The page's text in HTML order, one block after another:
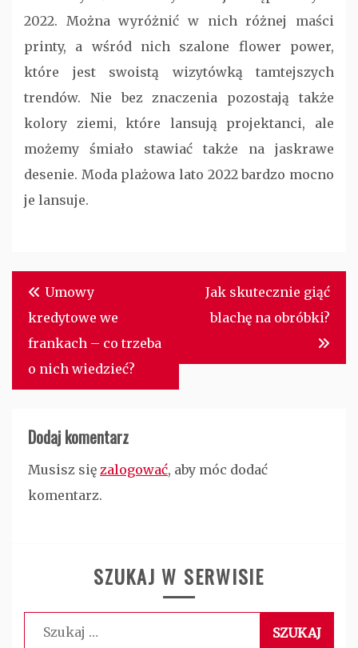
2022. Można wyróżnić w nich różnej maści
printy, a wśród nich szalone flower power,
które jest swoistą wizytówką tamtejszych
trendów. Nie bez znaczenia pozostają także
kolory ziemi, które lansują projektanci, ale
możemy śmiało stawiać także na jaskrawe
desenie. Moda plażowa lato 2022 bardzo mocno
je lansuje.
Nawigacja
wpisu
Umowy
kredytowe we
frankach – co trzeba
o nich wiedzieć?
Jak skutecznie giąć
blachę na obróbki?
Dodaj komentarz
Musisz się zalogować, aby móc dodać
komentarz.
SZUKAJ W SERWISIE
Szukaj: